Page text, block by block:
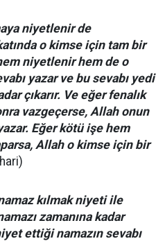
niyetlenir de
o kimse için tam bir
niyetlenir hem de o
yazar ve bu sevabı yedi
çıkarır. Ve eğer fenalık
vazgeçerse, Allah onun
Eğer kötü işe hem
Allah o kimse için bir
kılmak niyeti ile
zamanına kadar
ettiği namazın sevabı